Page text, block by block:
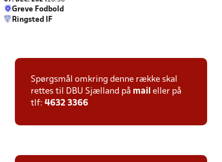
Greve Fodbold
Ringsted IF
Spørgsmål omkring denne række skal
rettes til DBU Sjælland på mail eller på
tlf: 4632 3366